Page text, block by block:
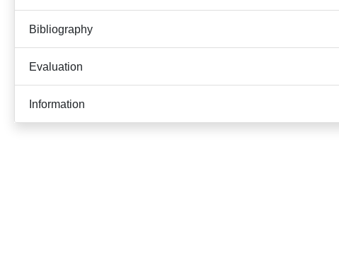
Bibliography
Evaluation
Information